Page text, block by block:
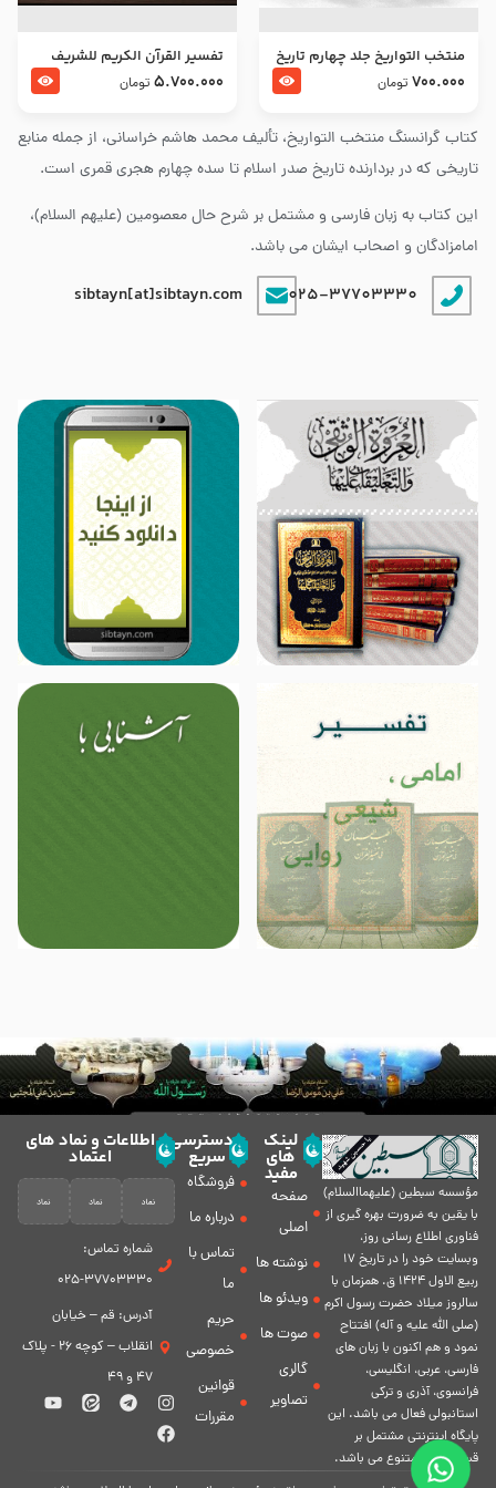
کتاب گرانسنگ منتخب التواريخ، تألیف محمد هاشم خراسانی، از جمله منابع
تاریخی که در بردارنده تاریخ صدر اسلام تا سده چهارم هجری قمری است.
این کتاب به زبان فارسی و مشتمل بر شرح حال معصومین (علیهم السلام)،
امامزادگان و اصحاب ایشان می باشد.
025-37703330
sibtayn[at]sibtayn.com
منتخب التواریخ جلد چهارم تاریخ
امام زین العابدین و امام محمد
700.000 تومان
تفسير القرآن الكريم للشريف
المرتضي قدس سرّه
5.700.000 تومان
مؤسسه سبطين (عليهماالسلام)
با يقين به ضرورت بهره گیرى از
فناورى اطلاع رسانى روز،
وبسایت خود را در تاريخ 17
ربيع الاول 1424 ق. همزمان با
سالروز ميلاد حضرت رسول اكرم
(صلی الله علیه و آله) افتتاح
نمود و هم اكنون با زبان های
فارسی، عربى، انگلیسی،
فرانسوی، آذری و ترکی
استانبولی فعال مى باشد. اين
پايگاه اينترنتى مشتمل بر
قسمت هاى متنوع مى باشد.
لینک
های
مفید
صفحه
اصلی
نوشته ها
ویدئو ها
صوت ها
گالری
تصاویر
دسترسی
سریع
فروشگاه
درباره ما
تماس با
ما
حریم
خصوصی
قوانین
مقررات
اطلاعات و نماد های
اعتماد
شماره تماس:
37703330-025
آدرس: قم – خیابان
انقلاب – کوچه 26 - پلاک
47 و 49